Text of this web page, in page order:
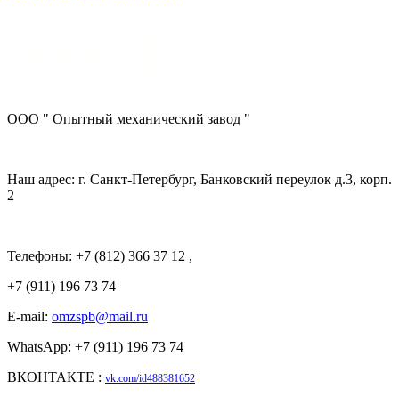
ООО " Опытный механический завод "
Наш адрес: г. Санкт-Петербург, Банковский переулок д.3, корп.
2
Телефоны: +7 (812) 366 37 12 ,
+7 (911) 196 73 74
E-mail: omzspb@mail.ru
WhatsApp: +7 (911) 196 73 74
ВКОНТАКТЕ : vk.com/id488381652